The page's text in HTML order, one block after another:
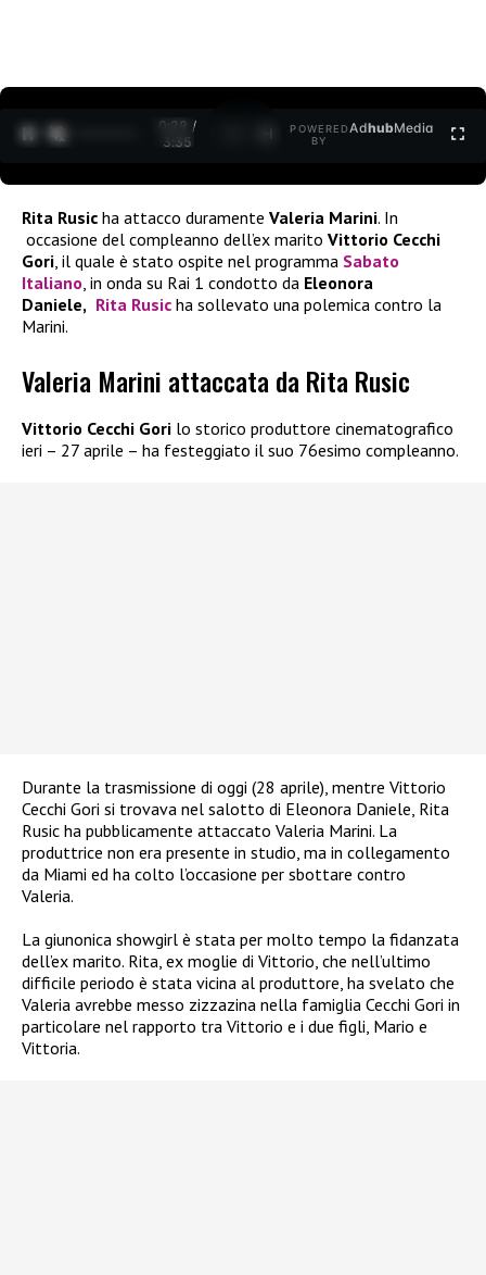
0:30 /
3:35
POWERED
BY
AdhubMedia
Rita Rusic ha attacco duramente Valeria Marini. In
occasione del compleanno dell’ex marito Vittorio Cecchi
Gori , il quale è stato ospite nel programma Sabato
Italiano , in onda su Rai 1 condotto da Eleonora
Daniele, Rita Rusic ha sollevato una polemica contro la
Marini.
Valeria Marini attaccata da Rita Rusic
Vittorio Cecchi Gori lo storico produttore cinematografico
ieri – 27 aprile – ha festeggiato il suo 76esimo compleanno.
Durante la trasmissione di oggi (28 aprile), mentre Vittorio
Cecchi Gori si trovava nel salotto di Eleonora Daniele, Rita
Rusic ha pubblicamente attaccato Valeria Marini. La
produttrice non era presente in studio, ma in collegamento
da Miami ed ha colto l’occasione per sbottare contro
Valeria.
La giunonica showgirl è stata per molto tempo la fidanzata
dell’ex marito. Rita, ex moglie di Vittorio, che nell’ultimo
difficile periodo è stata vicina al produttore, ha svelato che
Valeria avrebbe messo zizzazina nella famiglia Cecchi Gori in
particolare nel rapporto tra Vittorio e i due figli, Mario e
Vittoria.